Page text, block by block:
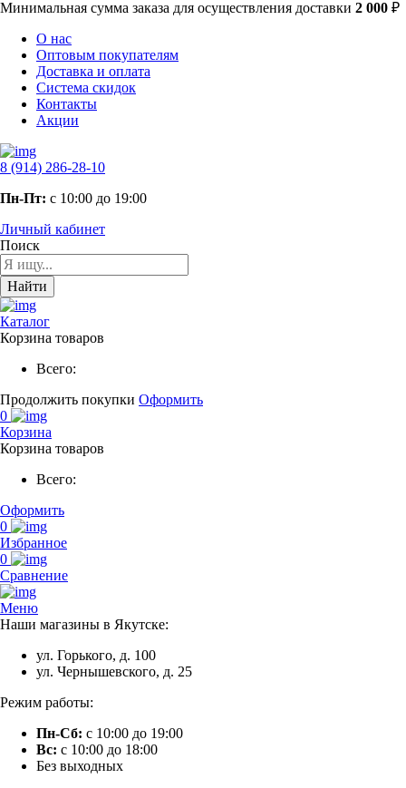
Минимальная сумма заказа для осуществления доставки 2 000 ₽
О нас
Оптовым покупателям
Доставка и оплата
Система скидок
Контакты
Акции
8 (914) 286-28-10
Пн-Пт: с 10:00 до 19:00
Личный кабинет
Поиск
Найти
Каталог
Корзина товаров
Всего:
Продолжить покупки Оформить
0
Корзина
Корзина товаров
Всего:
Оформить
0
Избранное
0
Сравнение
Меню
Наши магазины в Якутске:
ул. Горького, д. 100
ул. Чернышевского, д. 25
Режим работы:
Пн-Сб: с 10:00 до 19:00
Вс: с 10:00 до 18:00
Без выходных